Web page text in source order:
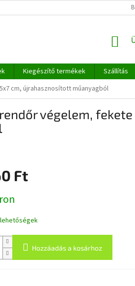
Kiegészítő termékek Szállítás
cm, újrahasznosított műanyagból
végelem,
Ft
Hozzáadás a kosárhoz